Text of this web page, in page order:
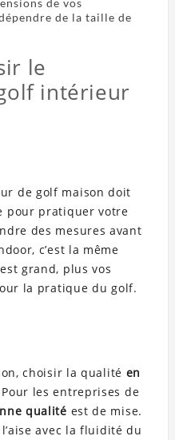
de vos
de la taille de
le
intérieur
de golf maison doit
pour pratiquer votre
des mesures avant
c’est la même
grand, plus vos
la pratique du golf.
choisir la qualité en
les entreprises de
qualité est de mise.
avec la fluidité du